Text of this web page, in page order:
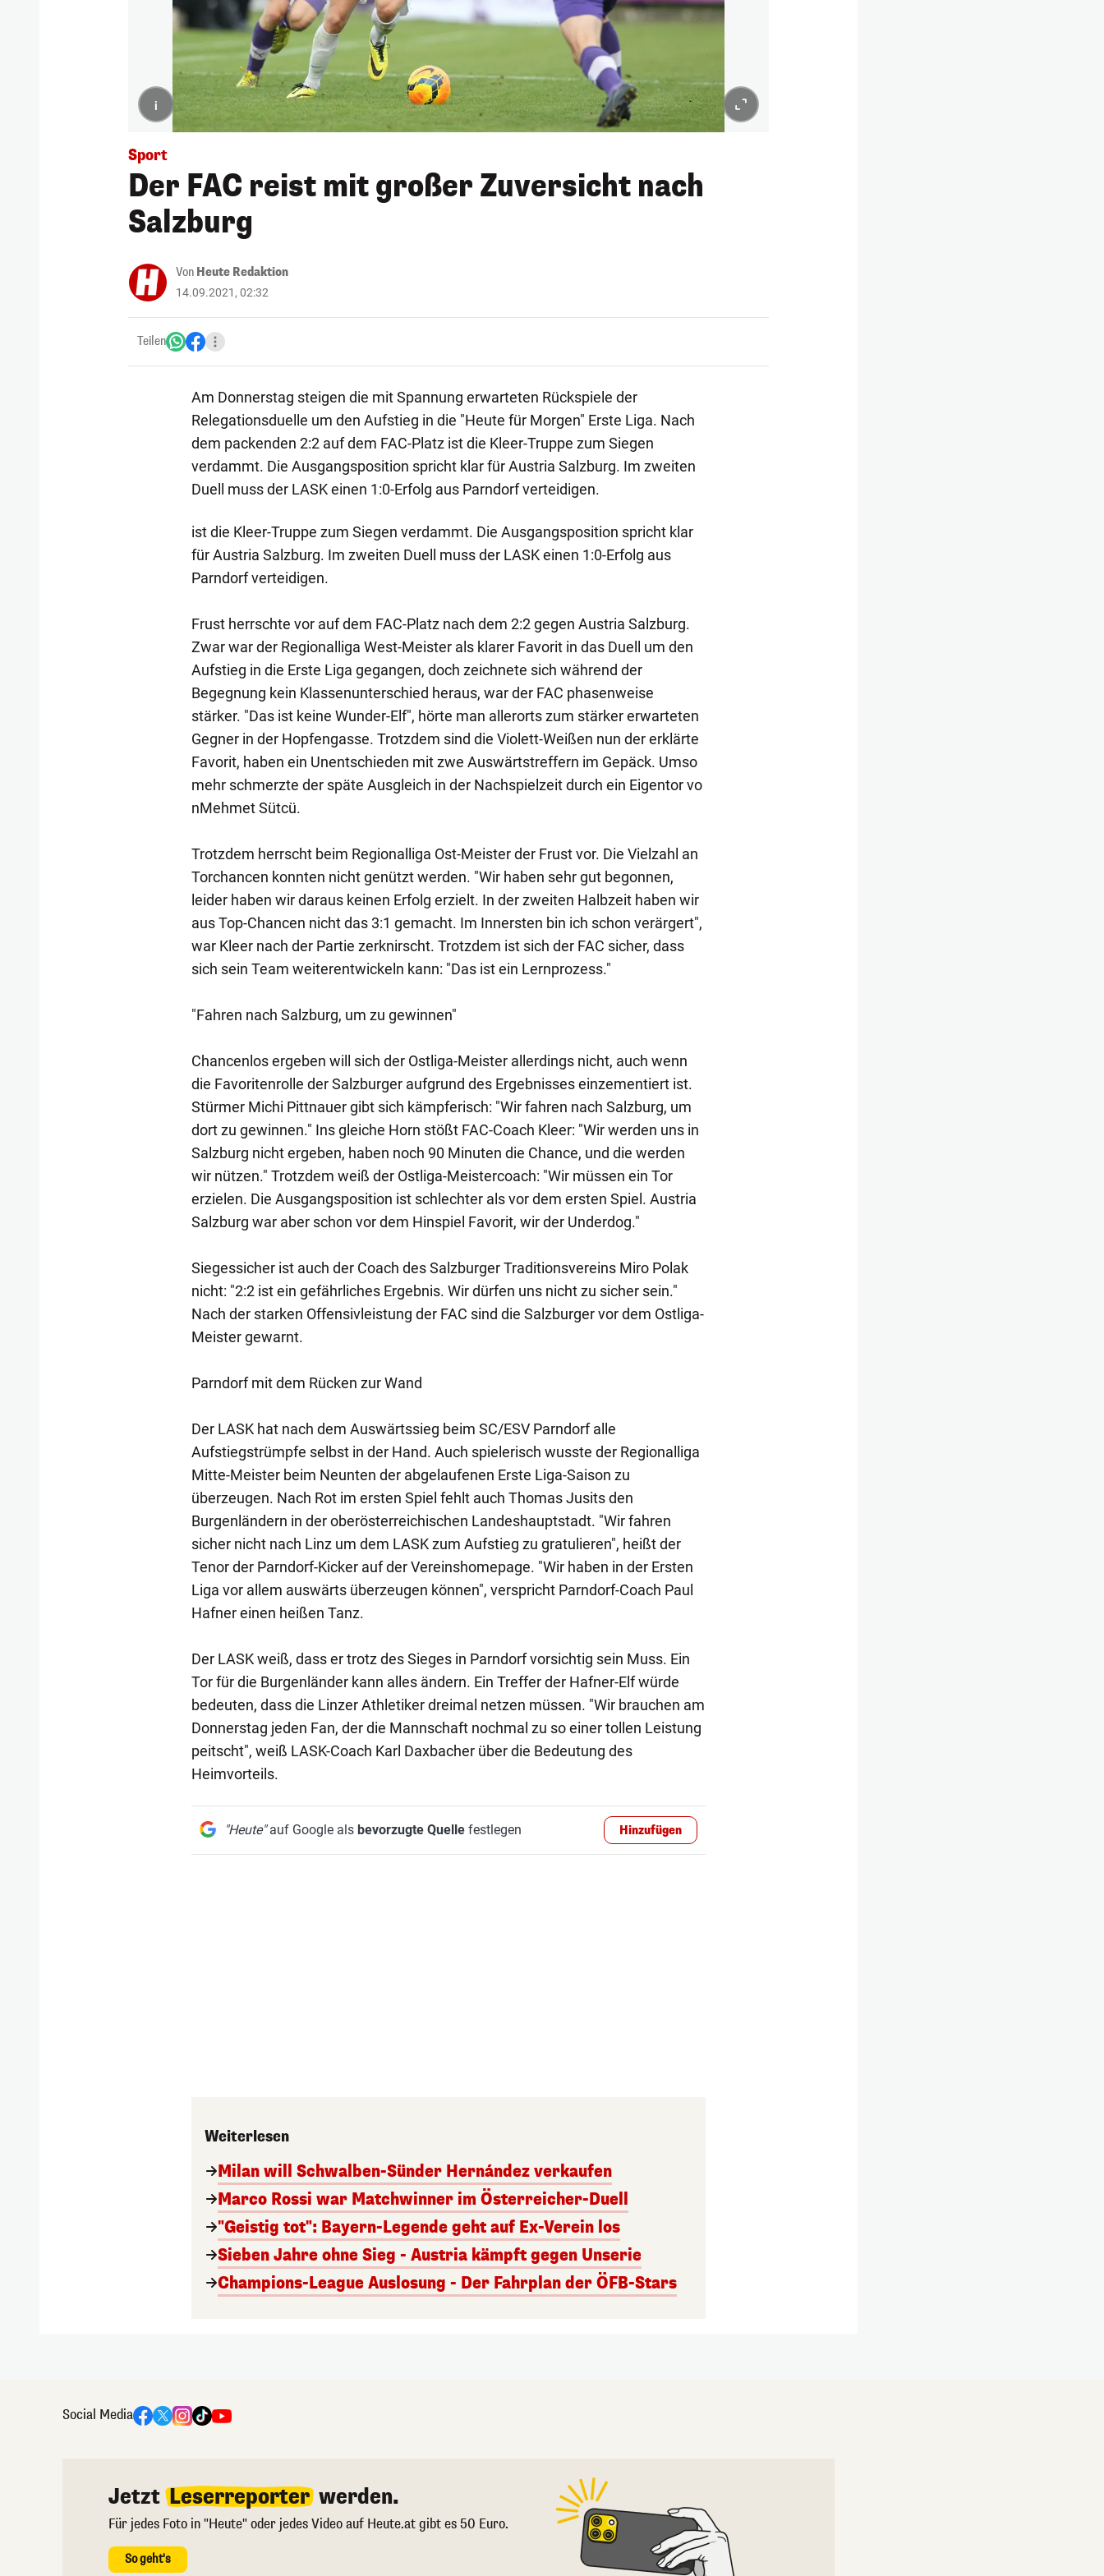
i
Sport
Der FAC reist mit großer Zuversicht nach
Salzburg
Von Heute Redaktion
14.09.2021, 02:32
Teilen
Am Donnerstag steigen die mit Spannung erwarteten Rückspiele der
Relegationsduelle um den Aufstieg in die "Heute für Morgen" Erste Liga. Nach
dem packenden 2:2 auf dem FAC-Platz ist die Kleer-Truppe zum Siegen
verdammt. Die Ausgangsposition spricht klar für Austria Salzburg. Im zweiten
Duell muss der LASK einen 1:0-Erfolg aus Parndorf verteidigen.
ist die Kleer-Truppe zum Siegen verdammt. Die Ausgangsposition spricht klar
für Austria Salzburg. Im zweiten Duell muss der LASK einen 1:0-Erfolg aus
Parndorf verteidigen.
Frust herrschte vor auf dem FAC-Platz nach dem 2:2 gegen Austria Salzburg.
Zwar war der Regionalliga West-Meister als klarer Favorit in das Duell um den
Aufstieg in die Erste Liga gegangen, doch zeichnete sich während der
Begegnung kein Klassenunterschied heraus, war der FAC phasenweise
stärker. "Das ist keine Wunder-Elf", hörte man allerorts zum stärker erwarteten
Gegner in der Hopfengasse. Trotzdem sind die Violett-Weißen nun der erklärte
Favorit, haben ein Unentschieden mit zwe Auswärtstreffern im Gepäck. Umso
mehr schmerzte der späte Ausgleich in der Nachspielzeit durch ein Eigentor vo
nMehmet Sütcü.
Trotzdem herrscht beim Regionalliga Ost-Meister der Frust vor. Die Vielzahl an
Torchancen konnten nicht genützt werden. "Wir haben sehr gut begonnen,
leider haben wir daraus keinen Erfolg erzielt. In der zweiten Halbzeit haben wir
aus Top-Chancen nicht das 3:1 gemacht. Im Innersten bin ich schon verärgert",
war Kleer nach der Partie zerknirscht. Trotzdem ist sich der FAC sicher, dass
sich sein Team weiterentwickeln kann: "Das ist ein Lernprozess."
"Fahren nach Salzburg, um zu gewinnen"
Chancenlos ergeben will sich der Ostliga-Meister allerdings nicht, auch wenn
die Favoritenrolle der Salzburger aufgrund des Ergebnisses einzementiert ist.
Stürmer Michi Pittnauer gibt sich kämpferisch: "Wir fahren nach Salzburg, um
dort zu gewinnen." Ins gleiche Horn stößt FAC-Coach Kleer: "Wir werden uns in
Salzburg nicht ergeben, haben noch 90 Minuten die Chance, und die werden
wir nützen." Trotzdem weiß der Ostliga-Meistercoach: "Wir müssen ein Tor
erzielen. Die Ausgangsposition ist schlechter als vor dem ersten Spiel. Austria
Salzburg war aber schon vor dem Hinspiel Favorit, wir der Underdog."
Siegessicher ist auch der Coach des Salzburger Traditionsvereins Miro Polak
nicht: "2:2 ist ein gefährliches Ergebnis. Wir dürfen uns nicht zu sicher sein."
Nach der starken Offensivleistung der FAC sind die Salzburger vor dem Ostliga-
Meister gewarnt.
Parndorf mit dem Rücken zur Wand
Der LASK hat nach dem Auswärtssieg beim SC/ESV Parndorf alle
Aufstiegstrümpfe selbst in der Hand. Auch spielerisch wusste der Regionalliga
Mitte-Meister beim Neunten der abgelaufenen Erste Liga-Saison zu
überzeugen. Nach Rot im ersten Spiel fehlt auch Thomas Jusits den
Burgenländern in der oberösterreichischen Landeshauptstadt. "Wir fahren
sicher nicht nach Linz um dem LASK zum Aufstieg zu gratulieren", heißt der
Tenor der Parndorf-Kicker auf der Vereinshomepage. "Wir haben in der Ersten
Liga vor allem auswärts überzeugen können", verspricht Parndorf-Coach Paul
Hafner einen heißen Tanz.
Der LASK weiß, dass er trotz des Sieges in Parndorf vorsichtig sein Muss. Ein
Tor für die Burgenländer kann alles ändern. Ein Treffer der Hafner-Elf würde
bedeuten, dass die Linzer Athletiker dreimal netzen müssen. "Wir brauchen am
Donnerstag jeden Fan, der die Mannschaft nochmal zu so einer tollen Leistung
peitscht", weiß LASK-Coach Karl Daxbacher über die Bedeutung des
Heimvorteils.
"Heute"auf Google als bevorzugte Quellefestlegen Hinzufügen
Weiterlesen
Milan will Schwalben-Sünder Hernández verkaufen
Marco Rossi war Matchwinner im Österreicher-Duell
"Geistig tot": Bayern-Legende geht auf Ex-Verein los
Sieben Jahre ohne Sieg - Austria kämpft gegen Unserie
Champions-League Auslosung - Der Fahrplan der ÖFB-Stars
Social Media
Jetzt Leserreporter werden.
Für jedes Foto in "Heute" oder jedes Video auf Heute.at gibt es 50 Euro.
So geht's